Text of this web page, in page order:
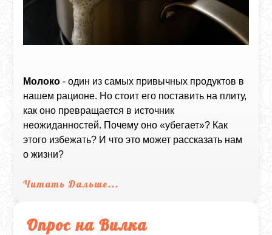
Молоко - один из самых привычных продуктов в
нашем рационе. Но стоит его поставить на плиту,
как оно превращается в источник
неожиданностей. Почему оно «убегает»? Как
этого избежать? И что это может рассказать нам
о жизни?
Читать Дальше...
Опрос на Вилка